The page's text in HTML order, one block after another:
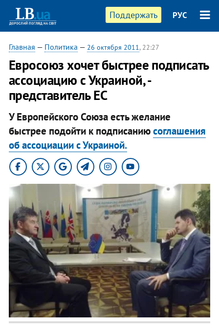
Поддержать РУС
Главная — Политика — 26 октября 2011, 22:27
Евросоюз хочет быстрее подписать
ассоциацию с Украиной, -
представитель ЕС
У Европейского Союза есть желание
быстрее подойти к подписаниюсоглашения
об ассоциации с Украиной.